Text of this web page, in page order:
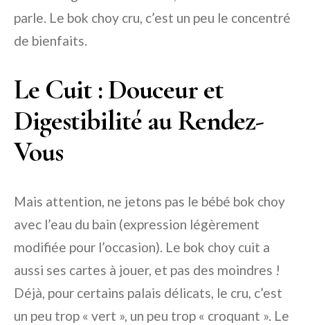
parle. Le bok choy cru, c’est un peu le concentré
de bienfaits.
Le Cuit : Douceur et
Digestibilité au Rendez-
Vous
Mais attention, ne jetons pas le bébé bok choy
avec l’eau du bain (expression légèrement
modifiée pour l’occasion). Le bok choy cuit a
aussi ses cartes à jouer, et pas des moindres !
Déjà, pour certains palais délicats, le cru, c’est
un peu trop « vert », un peu trop « croquant ». Le